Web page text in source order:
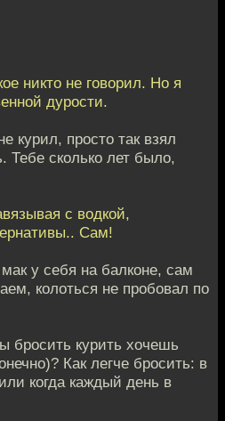
никто не говорил. Но я
дурости.
курил, просто так взял
Тебе сколько лет было,
с водкой,
Сам!
у себя на балконе, сам
колоться не пробовал по
бросить курить хочешь
Как легче бросить: в
когда каждый день в